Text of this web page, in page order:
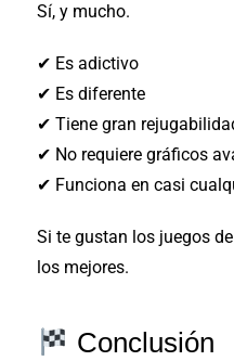
Sí, y mucho.
✔ Es adictivo
✔ Es diferente
✔ Tiene gran
✔ No requiere gráficos
✔ Funciona en casi
Si te gustan los juegos
los mejores.
Conclusión